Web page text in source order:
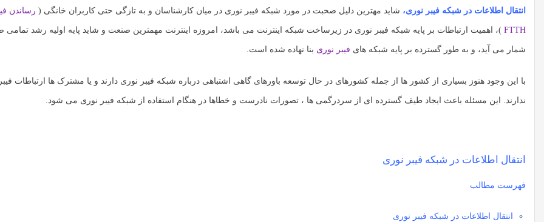
انتقال اطلاعات در شبکه فیبر نوری، شاید مهترین دلیل صحبت در مورد شبکه فیبر نوری در میان کارشناسان و به تازگی حتی کاربران خانگی ( رساندن
FTTH )، اهمیت ارتباطات بر پایه شبکه فیبر نوری در زیرساخت شبکه اینترنت می باشد، امروزه اینترنت مهمترین صنعت و شاید پایه اولیه رشد تمامی
شمار می آید، و به طور گسترده بر پایه شبکه های فیبر نوری بنا نهاده شده است.
با این وجود هنوز بسیاری از کشور ها از جمله کشورهای در حال توسعه باورهای گاهی اشتباهی درباره شبکه فیبر نوری دارند و یا مشترک ها ارتباطات
ندارند. این مسئله باعث ایجاد طیف گسترده ای از سردرگمی ها ، تصورات نادرست و خطاها در هنگام استفاده از شبکه فیبر نوری می شود.
انتقال اطلاعات در شبکه فیبر نوری
فهرست مطالب
انتقال اطلاعات در شبکه فیبر نوری